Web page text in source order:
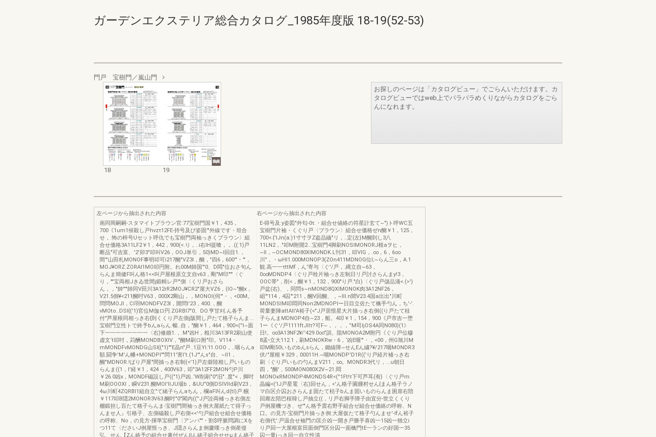
ガーデンエクステリア総合カタログ_1985年度版 18-19(52-53)
門戸 宝樹門／嵐山門
18 19
お探しのページは「カタログビュー」でごらんいただけます。カ
タログビューではweb上でパラパラめくりながらカタログをごら
んになれます。
左ページから抽出された内容
画同岡嗣嗣-スタマイトブラウン官:77宝樹門国￥1，435，
700《1um1候殺し戸hvzτ12FE-持号及び姿固'"外線です・坦合
せ，.怖の梓号Uセット呼仇でも宝樹門両袖っきくブラウン〉組
合せ価格3A11LF2￥1，442，900(<.り，..i右lH提喰，，.((:1)戸
断品"可吉富、'2'卯3"叩叫V26，OOJ単引，50)MD~l回目1.，
間'"山田札MONOF事明叩可i217醐"VZ3I，醐，"四6，600'"・'"，
MOJ¥ORZ.ZORAI1MO叩円附。れ00M師国'"0、D悶"位おさ句ん.
らんま簡健F叫ん格1<<叫戸屋根原立文自v63，剛"M印"'"〈ぐ
り，""宝両相Jきゐ世間j鍛輯レ戸'"側〈くリ戸おさら
ん，，"帥"'"師同V田川3A12rR2MOJ¥CR2"屋大VZ6，(lO~"醐x，
V21.5倒¥<211醐吋V63，000X2剛山，，MONOI(伺'"・，<00M。
問問MOJl，CI羽MONDFVZ3I，開問l'23，400.，醐
vMOto..DSI{('1)官位M伽ロ円.ZGRBI7"0、DO.亨甘刈.ん各予
付"芦屋根同相っき右{則くくり戸左側j阪間し戸たて格子らんま...
宝樹門立性トで終予bんaらん.暢..自，"醐￥1，464，900<(''I~面
下一一一一一一一一〈右)修婚1.，.M"凶H，相川3A13FR2刷山使
虚文‘t叩吋，苅酬MONDBOXIV，"醐M刷ロ附"印。V114・
mMONDFvMONDG山SI{("1)""E晶n"戸..1豆Yl.'l1.OOO，..咽らんa
額.闘争'M'ん幡+MONDPl""問11'害l‘t.(1J'"んs"自、~lI1，
醐"MDNOR.!ばり戸屋"間抽っき右制(<'1)戸左僻陸相し戸いもの
らんま((1，l'経￥1，424，400V63，叩"3A12FF2MON勺P川
￥26.0凶x，MONDF磁設し戸(("1)戸凶..‘W削刷"0"旧"..度"<，脚吋
M刷OOOXI，瞬V231.醐MOI'IIJU場b，&UU"0側DSIVIId刷V23，
4ω川町4ZQRBI1組自立"て緒子らんaちん，欄aF叫んd(tl)戸.幌
￥117叩B隠2MONOR3V63.醐吋"0"閣内((''J戸詮両補っき右側左
棚鍛担し百たて格子らんま-宝樹門間袖っき例大屋紙たて得子っ
んませ人』引格子、左側磁殺し戸右側<<'勺戸組合せ組合せ価格
の呼称、No，の見方-揮準宝樹門〈アンパ""・割$呼脈問調にXを
つ11て〈ださいJ例屋恨っき、J隠さらんま例慶嘆っき倒産侵
弘、せん【Zん絡予の組合せ裏付ぜんIlん緒子組合せせμまん絡子
右ページから抽出された内容
E-得号及:y姿図"外匂-0τ.・組合せ値絡の符星計玄て~")ト呼WC五
宝樹門片袖・くぐり戸〈ブラウン〉組合せ価格ぜn醐￥1，125，
700<.{'IJn(a:)1寸寸ヲZ盗品緬"リ，..定(左}M醐到し3八
11LN2，."叩M附開2...宝樹門4脚刷NOSIMONORJ根aヲヒ，
~II，~OCMOND80XIMONDK.L刊31，叩VIG，.∞，6，6∞
川"，・ωHI1.000MONOP3(ZOn411MDNOG位l;~らん三o，A.1
観.高一一τttMf，ん'寄与〈ぐ'/戸，.縄立自~63，
0∞MDNDP4〈ぐり戸栓片袖っき左制日リ戸討さらんまy!3，
OOC帯"，削<，醐￥1，132，900"り戸."白)〈ぐリ戸儲品涌<.(>')
戸盆(右)、，同問s~nMOND8QXIMONOK肉3A12NF26，
岨'"114，4囚"'211，醐V回醐、，~lll.n聞V23.4国a出出"川町
MONDSIM叩悶同Non2MDNOPlー日目立佐たて檎手勺ん，ち'-'.
荷量妻陣attAll'A裕子(<"J戸居恨星大片抽っき右倒((り戸たて桂
子らんまMDNOP4自~23，船。4叩￥1，154，900《戸市吉一堕
1ー《ぐ'/戸1111ftJlIτ?可F~，，，，‘'M司IjOS4A同N080)(1》
日!。∞3A13NF2¥/'429.0∞"訓。阻MONOA2M附円《ぐり戸位穆
8孟•立大112.1，刷MDNOKRw・6，‘凶E咽'"・，<00，州G旭川M
叩M剛50いものbんsらん，鋤線障~せんEん繍?¥/217咽MONDR3
伏/"屋根￥329，00011H.~咽MONDP'D1R(('り戸経片補っき右
刷〈ぐり戸いもの勺んまV211，∞。MONDR3代リ，...u朝日
四，"醐'，500MON080X2V~21.悶
MONOκRMONDP4MONDS4R<(''1Ft!τ下可芦耳(有}〈ぐリ戸m
晶編<('IJ戸星電〈右)回せん，<'ん格子園腫村せん{まん格子ラノ
マ白区介囚おさらんま固たて枯子bんま固いものらんま困扉右陪
回廊左陪巴桜韓し戸抽立((，リ戸右脚手障子由宜分-世立くくり
戸例屋機づき、ぜ'"ん格予震右野手組合ゼ組合せ価絡の呼称、N
口。の見方-宝樹門片抽っき例:大屋仮たて格子勺んませ'-lfん裕子
右側代':戸温合せ袖門の匡介凶一開き戸勝手喜凶一15凶一独立i
り戸回一大屋根富田面倒門区分囚一面檎門tE一ランの好国一35
囚一量iっき回一自立性清